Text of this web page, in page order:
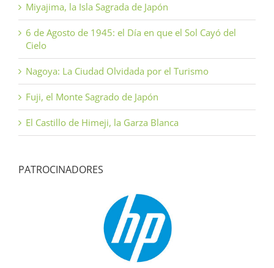
Miyajima, la Isla Sagrada de Japón
6 de Agosto de 1945: el Día en que el Sol Cayó del
Cielo
Nagoya: La Ciudad Olvidada por el Turismo
Fuji, el Monte Sagrado de Japón
El Castillo de Himeji, la Garza Blanca
PATROCINADORES